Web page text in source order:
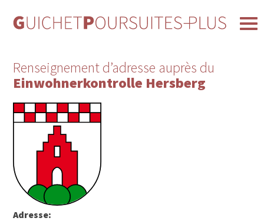
Renseignement d’adresse auprès du
Einwohnerkontrolle Hersberg
Adresse: